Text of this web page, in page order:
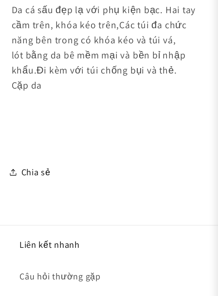
Da cá sấu đẹp lạ với phụ kiện bạc. Hai tay
cầm trên, khóa kéo trên,Các túi đa chức
năng bên trong có khóa kéo và túi vá,
lót bằng da bê mềm mại và bền bỉ nhập
khẩu.Đi kèm với túi chống bụi và thẻ.
Cặp da
Chia sẻ
Liên kết nhanh
Câu hỏi thường gặp